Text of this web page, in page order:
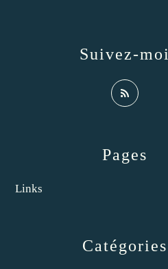
Catégories
Pages
Links
Suivez-moi